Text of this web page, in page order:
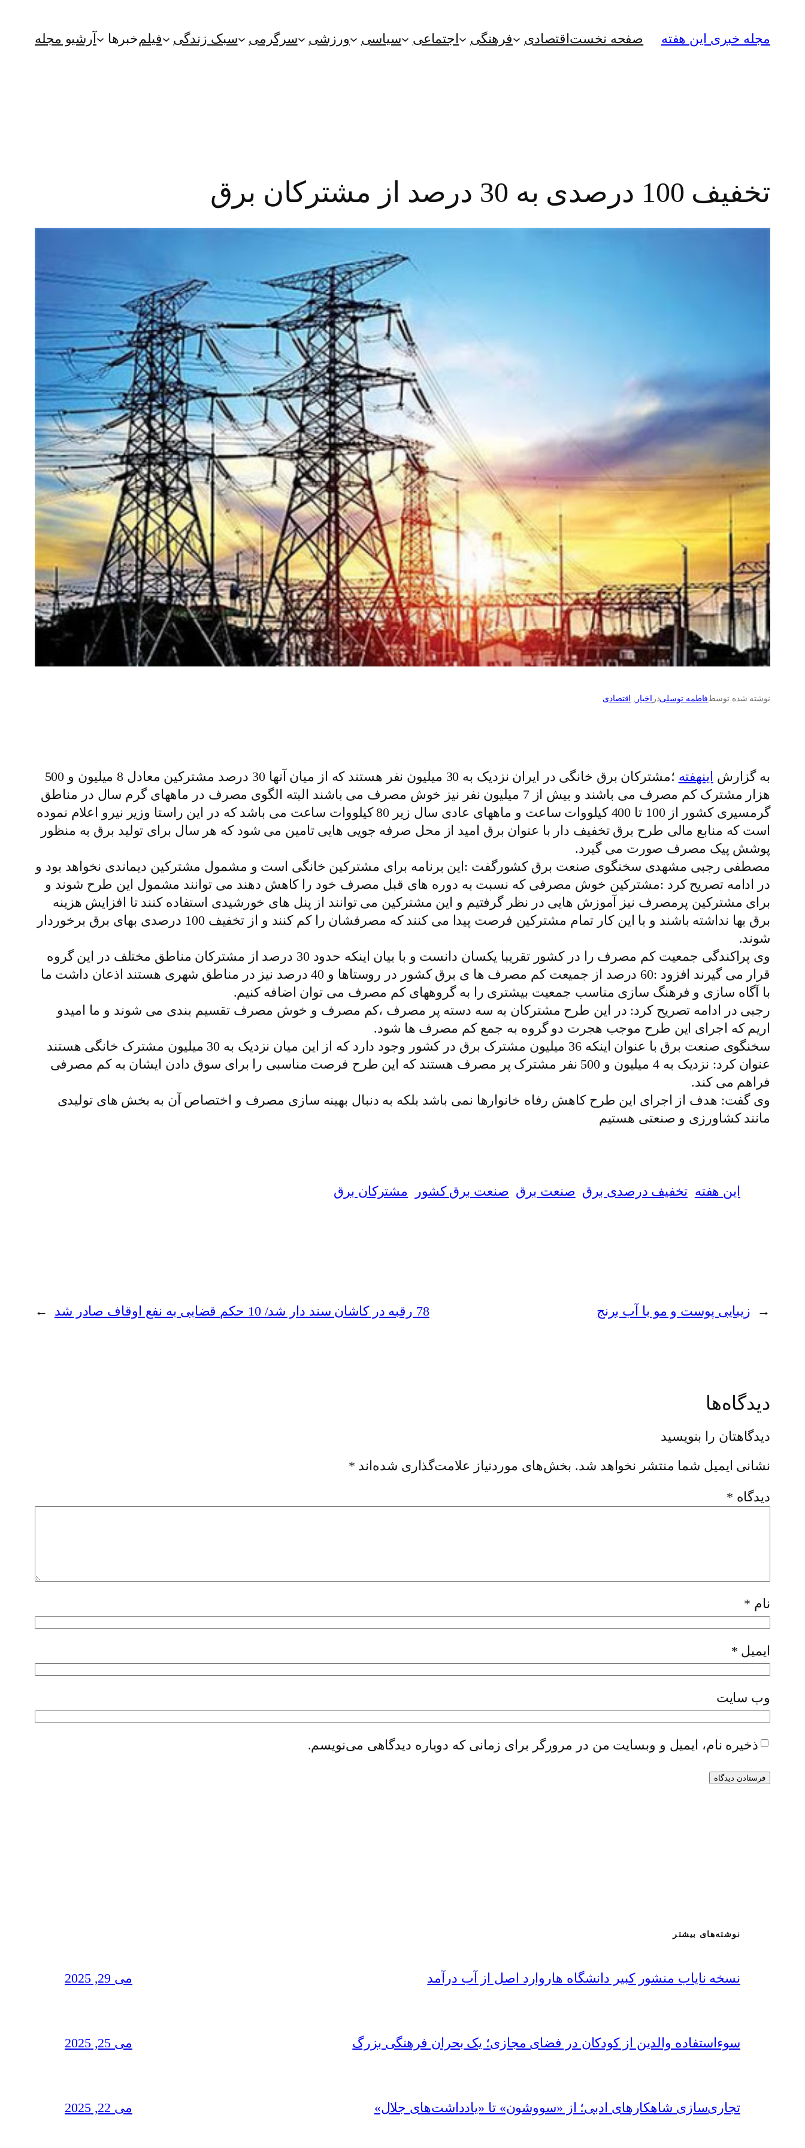
مجله خبری این هفته صفحه نخستاقتصادی فرهنگی اجتماعی سیاسی ورزشی سرگرمی سبک زندگی فیلمخبرها آرشیو مجله
تخفیف 100 درصدی به 30 درصد از مشترکان برق
نوشته شده توسطفاطمه توسلیدر اخبار اقتصادی
به گزارش اینهفته
؛مشترکان برق خانگی در ایران نزدیک به 30 میلیون نفر هستند که از میان آنها 30 درصد مشترکین معادل 8 میلیون و 500
هزار مشترک کم مصرف می باشند و بیش از 7 میلیون نفر نیز خوش مصرف می باشند البته الگوی مصرف در ماههای گرم سال در مناطق
گرمسیری کشور از 100 تا 400 کیلووات ساعت و ماههای عادی سال زیر 80 کیلووات ساعت می باشد که در این راستا وزیر نیرو اعلام نموده
است که منابع مالی طرح برق تخفیف دار با عنوان برق امید از محل صرفه جویی هایی تامین می شود که هر سال برای تولید برق به منظور
پوشش پیک مصرف صورت می گیرد.
مصطفی رجبی مشهدی سخنگوی صنعت برق کشورگفت :این برنامه برای مشترکین خانگی است و مشمول مشترکین دیماندی نخواهد بود و
در ادامه تصریح کرد :مشترکین خوش مصرفی که نسبت به دوره های قبل مصرف خود را کاهش دهند می توانند مشمول این طرح شوند و
برای مشترکین پرمصرف نیز آموزش هایی در نظر گرفتیم و این مشترکین می توانند از پنل های خورشیدی استفاده کنند تا افزایش هزینه
برق بها نداشته باشند و با این کار تمام مشترکین فرصت پیدا می کنند که مصرفشان را کم کنند و از تخفیف 100 درصدی بهای برق برخوردار
شوند.
وی پراکندگی جمعیت کم مصرف را در کشور تقریبا یکسان دانست و با بیان اینکه حدود 30 درصد از مشترکان مناطق مختلف در این گروه
قرار می گیرند افزود :60 درصد از جمیعت کم مصرف ها ی برق کشور در روستاها و 40 درصد نیز در مناطق شهری هستند اذعان داشت ما
با آگاه سازی و فرهنگ سازی مناسب جمعیت بیشتری را به گروههای کم مصرف می توان اضافه کنیم.
رجبی در ادامه تصریح کرد: در این طرح مشترکان به سه دسته پر مصرف ،کم مصرف و خوش مصرف تقسیم بندی می شوند و ما امیدو
اریم که اجرای این طرح موجب هجرت دو گروه به جمع کم مصرف ها شود.
سخنگوی صنعت برق با عنوان اینکه 36 میلیون مشترک برق در کشور وجود دارد که از این میان نزدیک به 30 میلیون مشترک خانگی هستند
عنوان کرد: نزدیک به 4 میلیون و 500 نفر مشترک پر مصرف هستند که این طرح فرصت مناسبی را برای سوق دادن ایشان به کم مصرفی
فراهم می کند.
وی گفت: هدف از اجرای این طرح کاهش رفاه خانوارها نمی باشد بلکه به دنبال بهینه سازی مصرف و اختصاص آن به بخش های تولیدی
مانند کشاورزی و صنعتی هستیم
این هفته تخفیف درصدی برق صنعت برق صنعت برق کشور مشترکان برق
← زیبایی پوست و مو با آب برنج 78 رقبه در کاشان سند دار شد/ 10 حکم قضایی به نفع اوقاف صادر شد →
دیدگاه‌ها
دیدگاهتان را بنویسید
نشانی ایمیل شما منتشر نخواهد شد. بخش‌های موردنیاز علامت‌گذاری شده‌اند *
دیدگاه *
نام *
ایمیل *
وب‌ سایت
ذخیره نام، ایمیل و وبسایت من در مرورگر برای زمانی که دوباره دیدگاهی می‌نویسم.
نوشته‌های بیشتر
نسخه نایاب منشور کبیر دانشگاه هاروارد اصل از آب درآمد می 29, 2025
سوءاستفاده‌ والدین از کودکان در فضای مجازی؛ یک بحران فرهنگی بزرگ می 25, 2025
تجاری‌سازی شاهکارهای ادبی؛ از «سووشون» تا «یادداشت‌های جلال» می 22, 2025